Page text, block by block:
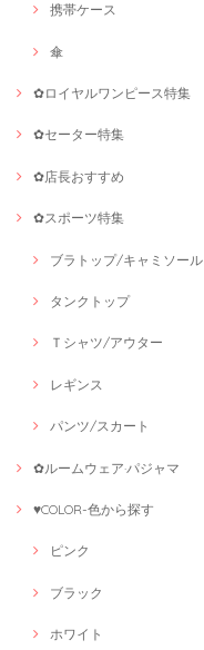
携帯ケース
傘
✿ロイヤルワンピース特集
✿セーター特集
✿店長おすすめ
✿スポーツ特集
ブラトップ/キャミソール
タンクトップ
Ｔシャツ/アウター
レギンス
パンツ/スカート
✿ルームウェア·パジャマ
♥COLOR-色から探す
ピンク
ブラック
ホワイト